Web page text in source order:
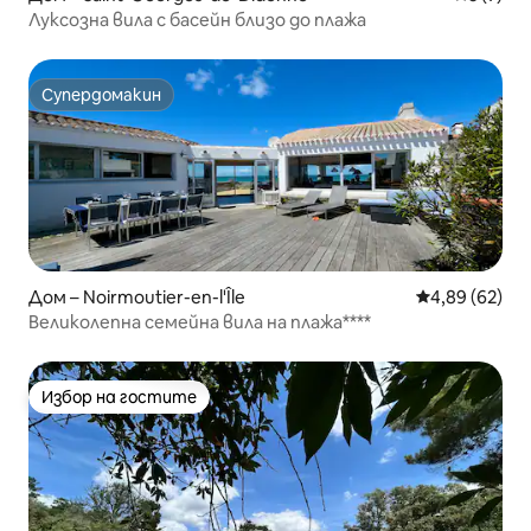
Луксозна вила с басейн близо до плажа
Супердомакин
Супердомакин
Дом – Noirmoutier-en-l'Île Средна
4,89 (62)
Великолепна семейна вила на плажа****
Избор на гостите
Избор на гостите